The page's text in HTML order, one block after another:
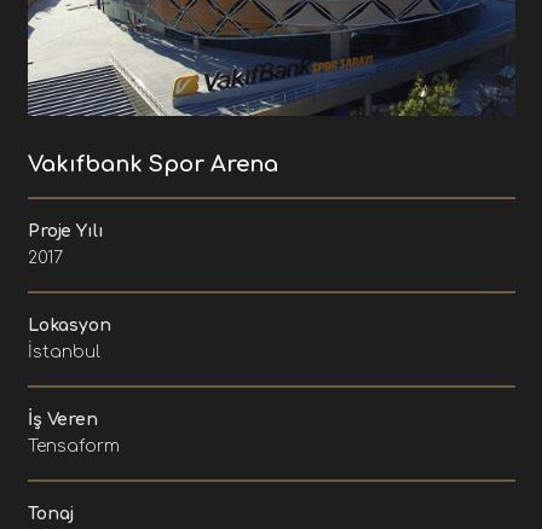
Vakıfbank Spor Arena
Proje Yılı
2017
Lokasyon
İstanbul
İş Veren
Tensaform
Tonaj